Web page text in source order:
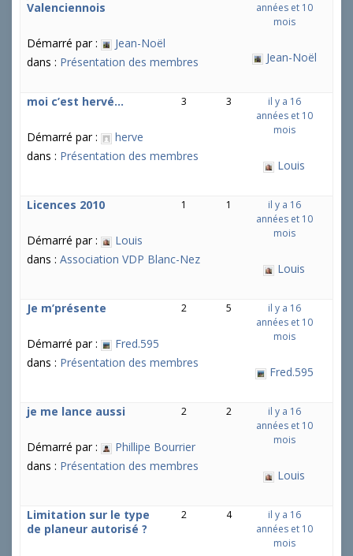
Valenciennois
Démarré par :
Jean-Noël
dans : Présentation des membres
années et 10
mois
Jean-Noël
moi c’est hervé…
Démarré par :
herve
dans : Présentation des membres
3 3
il y a 16
années et 10
mois
Louis
Licences 2010
Démarré par :
Louis
dans : Association VDP Blanc-Nez
1 1
il y a 16
années et 10
mois
Louis
Je m’présente
Démarré par :
Fred.595
dans : Présentation des membres
2 5
il y a 16
années et 10
mois
Fred.595
je me lance aussi
Démarré par :
Phillipe Bourrier
dans : Présentation des membres
2 2
il y a 16
années et 10
mois
Louis
Limitation sur le type
de planeur autorisé ?
2 4
il y a 16
années et 10
mois